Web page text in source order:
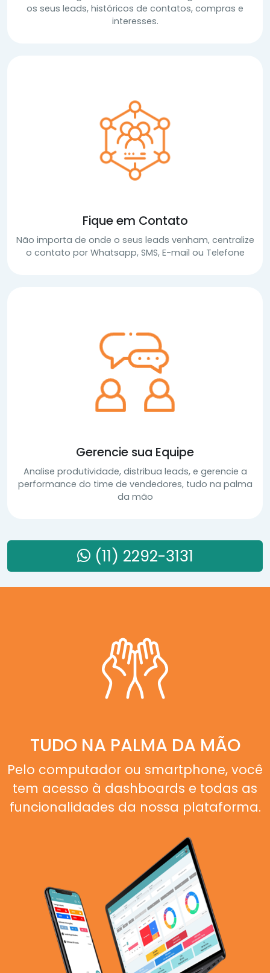
os seus leads, históricos de contatos, compras e
interesses.
Fique em Contato
Não importa de onde o seus leads venham, centralize
o contato por Whatsapp, SMS, E-mail ou Telefone
Gerencie sua Equipe
Analise produtividade, distribua leads, e gerencie a
performance do time de vendedores, tudo na palma
da mão
(11) 2292-3131
TUDO NA PALMA DA MÃO
Pelo computador ou smartphone, você
tem acesso à dashboards e todas as
funcionalidades da nossa plataforma.